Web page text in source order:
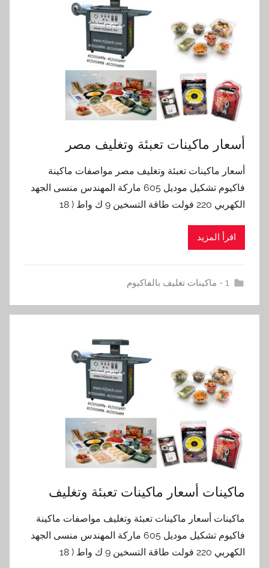
أسعار ماكينات تعبئة وتغليف مصر
أسعار ماكينات تعبئة وتغليف مصر مواصفات ماكينة
فاكيوم تشكيل موديل 605 ماركة المهندس منسى الجهد
الكهربي 220 فولت طاقة التسخين 9 ك واط ( 18
اقرأ المزيد
1 - ماكينات تغليف بالفاكيوم
ماكينات أسعار ماكينات تعبئة وتغليف
ماكينات أسعار ماكينات تعبئة وتغليف مواصفات ماكينة
فاكيوم تشكيل موديل 605 ماركة المهندس منسى الجهد
الكهربي 220 فولت طاقة التسخين 9 ك واط ( 18